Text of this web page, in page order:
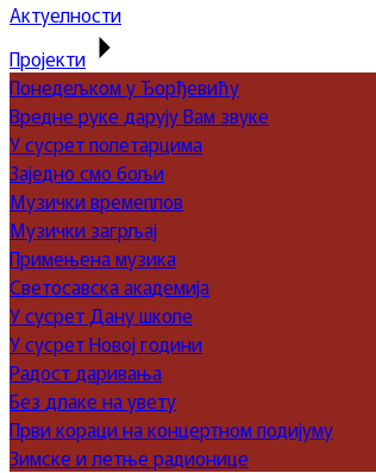
Актуелности
Пројекти
Понедељком у Ђорђевићу
Вредне руке дарују Вам звуке
У сусрет полетарцима
Заједно смо бољи
Музички времеплов
Музички загрљај
Примењена музика
Светосавска академија
У сусрет Дану школе
У сусрет Новој години
Радост даривања
Без длаке на увету
Први кораци на концертном подијуму
Зимске и летње радионице